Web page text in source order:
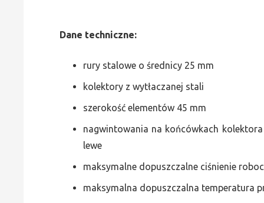
Dane techniczne:
rury stalowe o średnicy 25 mm
kolektory z wytłaczanej stali
szerokość elementów 45 mm
nagwintowania na końcówkach
lewe
maksymalne dopuszczalne ciśnienie
maksymalna dopuszczalna temperatura